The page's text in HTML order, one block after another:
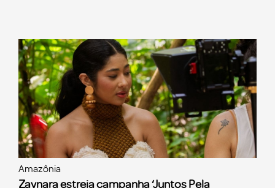
Amazônia
Zaynara estreia campanha ‘Juntos Pela